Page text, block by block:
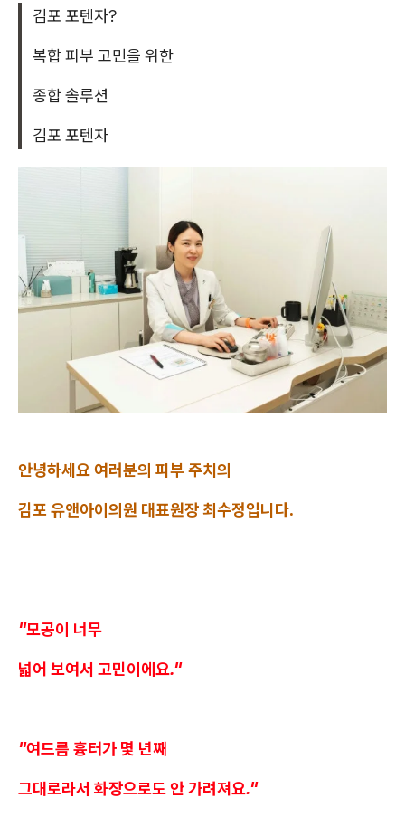
김포 포텐자?
복합 피부 고민을 위한
종합 솔루션
김포 포텐자
안녕하세요 여러분의 피부 주치의
김포 유앤아이의원 대표원장 최수정입니다.
"모공이 너무
넓어 보여서 고민이에요."
"여드름 흉터가 몇 년째
그대로라서 화장으로도 안 가려져요."